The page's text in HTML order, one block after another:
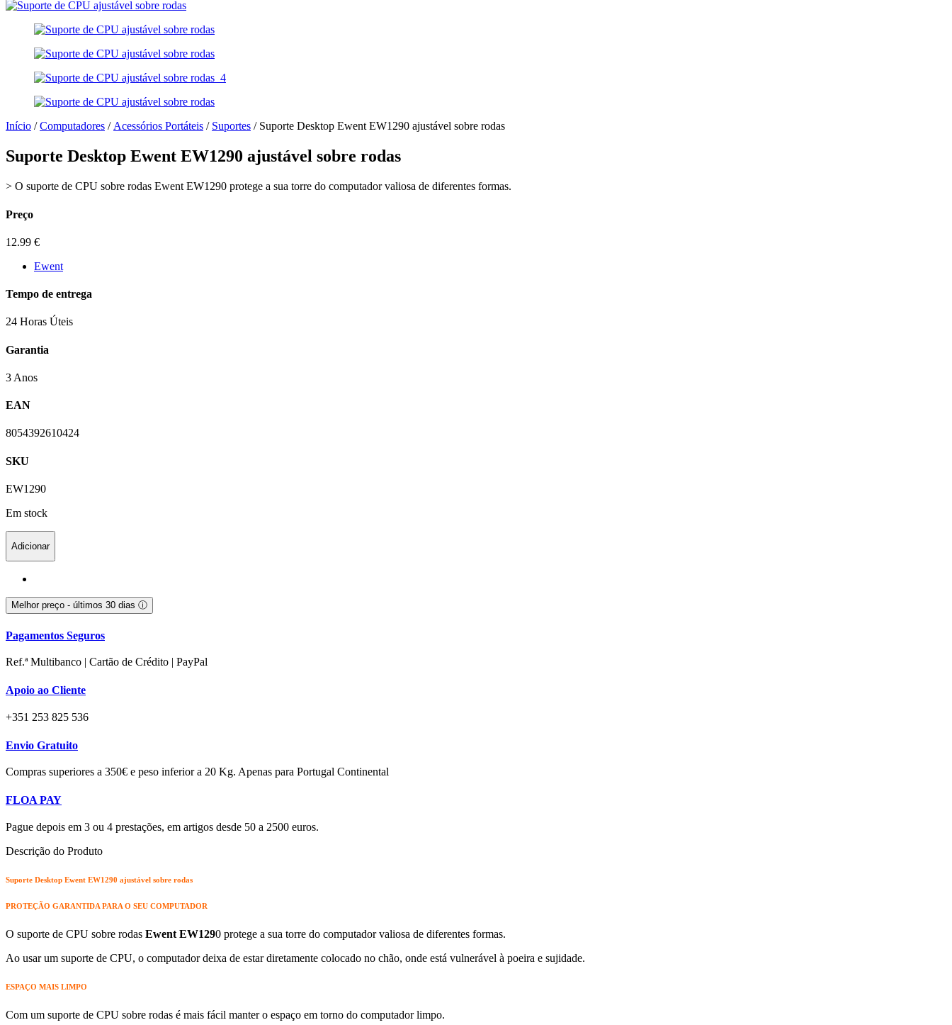
Início /Computadores /Acessórios Portáteis / Suportes / Suporte Desktop Ewent EW1290 ajustável sobre rodas
Suporte Desktop Ewent EW1290 ajustável sobre rodas
> O suporte de CPU sobre rodas Ewent EW1290 protege a sua torre do computador valiosa de diferentes formas.
Preço
12.99 €
Ewent
Tempo de entrega
24 Horas Úteis
Garantia
3 Anos
EAN
8054392610424
SKU
EW1290
Em stock
Adicionar
Melhor preço - últimos 30 dias ⓘ
Pagamentos Seguros
Ref.ª Multibanco | Cartão de Crédito | PayPal
Apoio ao Cliente
+351 253 825 536
Envio Gratuito
Compras superiores a 350€ e peso inferior a 20 Kg. Apenas para Portugal Continental
FLOA PAY
Pague depois em 3 ou 4 prestações, em artigos desde 50 a 2500 euros.
Descrição do Produto
Suporte Desktop Ewent EW1290 ajustável sobre rodas
PROTEÇÃO GARANTIDA PARA O SEU COMPUTADOR
O suporte de CPU sobre rodas Ewent EW1290 protege a sua torre do computador valiosa de diferentes formas.
Ao usar um suporte de CPU, o computador deixa de estar diretamente colocado no chão, onde está vulnerável à poeira e sujidade.
ESPAÇO MAIS LIMPO
Com um suporte de CPU sobre rodas é mais fácil manter o espaço em torno do computador limpo.